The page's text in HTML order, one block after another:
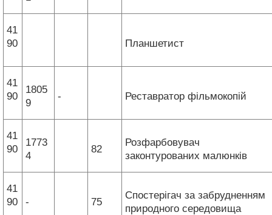
41
90
Планшетист
41
90
1805
9
- Реставратор фільмокопій
41
90
1773
4
82
Розфарбовувач
законтурованих малюнків
41
90
- 75
Спостерігач за забрудненням
природного середовища